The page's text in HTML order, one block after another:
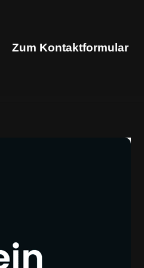
Zum Kontaktformular